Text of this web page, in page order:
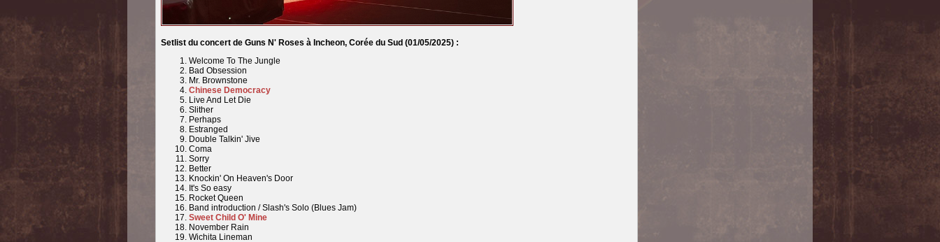
Setlist du concert de Guns N' Roses à Incheon, Corée du Sud (01/05/2025) :
Welcome To The Jungle
Bad Obsession
Mr. Brownstone
Chinese Democracy
Live And Let Die
Slither
Perhaps
Estranged
Double Talkin' Jive
Coma
Sorry
Better
Knockin' On Heaven's Door
It's So easy
Rocket Queen
Band introduction / Slash's Solo (Blues Jam)
Sweet Child O' Mine
November Rain
Wichita Lineman